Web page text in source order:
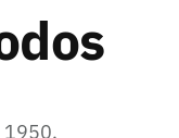
1950.